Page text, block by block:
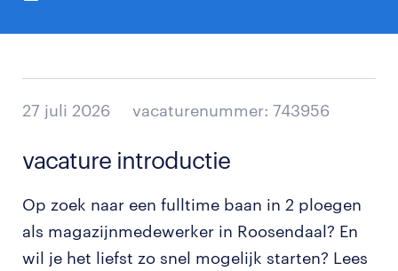
27 juli 2026 vacaturenummer: 743956
vacature introductie
Op zoek naar een fulltime baan in 2 ploegen
als magazijnmedewerker in Roosendaal? En
wil je het liefst zo snel mogelijk starten? Lees